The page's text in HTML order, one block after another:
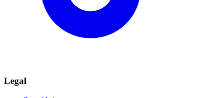
Legal